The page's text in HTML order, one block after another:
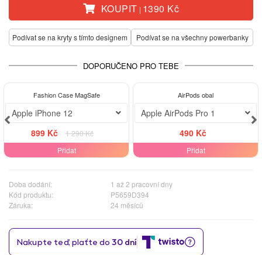
KOUPIT | 1390 Kč
Podívat se na kryty s tímto designem Podívat se na všechny powerbanky
DOPORUČENO PRO TEBE
Fashion Case MagSafe
Apple iPhone 12
899 Kč
1 290 Kč
Přidat
AirPods obal
Apple AirPods Pro 1
490 Kč
Přidat
Doba dodání:
1 až 2 pracovní dny
Kód produktu:
P5659D394
Záruka:
24 měsíců